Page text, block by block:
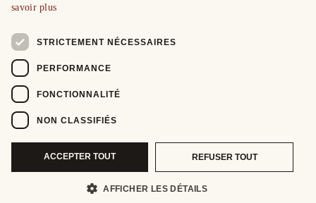
savoir plus
STRICTEMENT NÉCESSAIRES
PERFORMANCE
FONCTIONNALITÉ
NON CLASSIFIÉS
ACCEPTER TOUT REFUSER TOUT
AFFICHER LES DÉTAILS